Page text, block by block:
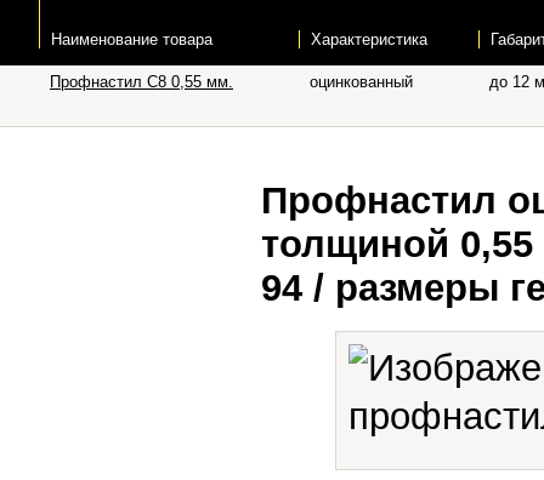
Наименование товара Характеристика
Профнастил С8 0,55 мм. оцинкованный до 12
Профнастил
толщиной
94 / размеры